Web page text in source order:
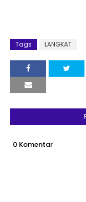
Tags LANGKAT
0 Komentar